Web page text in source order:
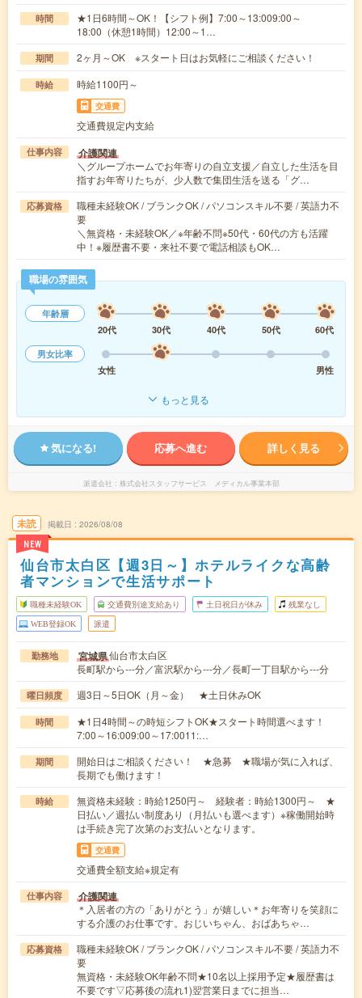
時間
★1日6時間～OK！【シフト例】7:00～13:009:00～
18:00（休憩1時間）12:00～1…
期間 2ヶ月～OK ※スタート日はお気軽にご相談ください！
時給 時給1100円～
交通費
交通費規定内支給
仕事内容 介護関連
＼グループホームでお年寄りの自立支援／自立した生活を目
指すお年寄りたちが、少人数で集団生活を送る「グ…
応募資格
職種未経験OK / ブランクOK / パソコンスキル不要 / 英語力不
要
＼無資格・未経験OK／※年齢不問※50代・60代の方も活躍
中！※履歴書不要・来社不要で電話相談もOK…
職場の雰囲気
年齢層
20代
30代 40代 50代
60代
男女比率
女性
男性
もっと見る
気になる! 応募へ進む 詳しく見る
派遣会社 株式会社スタッフサービス メディカル事業本部
未読
NEW
掲載日 2026/08/08
仙台市太白区【週3日～】ホテルライクな高齢
者マンションで生活サポート
職種未経験OK 交通費別途支給あり 土日祝日が休み 残業なし
WEB登録OK 派遣
勤務地 宮城県仙台市太白区
長町駅から---分／富沢駅から---分／長町一丁目駅から---分
曜日頻度 週3日～5日OK（月～金） ★土日休みOK
時間
★1日4時間～の時短シフトOK★スタート時間選べます！
7:00～16:009:00～17:0011:…
期間
開始日はご相談ください！ ★急募 ★職場が気に入れば、
長期でも働けます！
時給
無資格未経験：時給1250円～ 経験者：時給1300円～ ★
日払い／週払い制度あり（月払いも選べます）※稼働開始時
は手続き完了次第のお支払いとなります。
交通費
交通費全額支給※規定有
仕事内容 介護関連
＊入居者の方の「ありがとう」が嬉しい＊お年寄りを笑顔に
する介護のお仕事です。おじいちゃん、おばあちゃ…
応募資格
職種未経験OK / ブランクOK / パソコンスキル不要 / 英語力不
要
無資格・未経験OK年齢不問★10名以上採用予定★履歴書は
不要です▽応募後の流れ1)翌営業日までに担当…